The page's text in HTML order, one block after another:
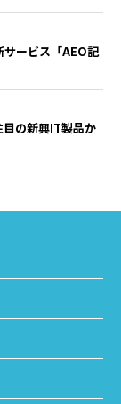
ービス「AEO記
の新興IT製品か